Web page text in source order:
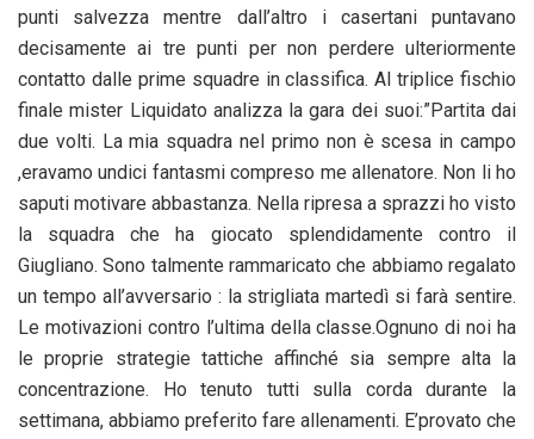
punti salvezza mentre dall’altro i casertani puntavano
decisamente ai tre punti per non perdere ulteriormente
contatto dalle prime squadre in classifica. Al triplice fischio
finale mister Liquidato analizza la gara dei suoi:”Partita dai
due volti. La mia squadra nel primo non è scesa in campo
,eravamo undici fantasmi compreso me allenatore. Non li ho
saputi motivare abbastanza. Nella ripresa a sprazzi ho visto
la squadra che ha giocato splendidamente contro il
Giugliano. Sono talmente rammaricato che abbiamo regalato
un tempo all’avversario : la strigliata martedì si farà sentire.
Le motivazioni contro l’ultima della classe.Ognuno di noi ha
le proprie strategie tattiche affinché sia sempre alta la
concentrazione. Ho tenuto tutti sulla corda durante la
settimana, abbiamo preferito fare allenamenti. E’provato che